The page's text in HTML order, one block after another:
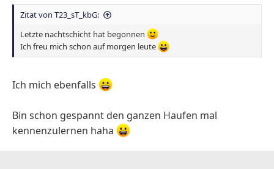
Zitat von T23_sT_kbG:
Letzte nachtschicht hat begonnen
Ich freu mich schon auf morgen leute
Ich mich ebenfalls
Bin schon gespannt den ganzen Haufen mal
kennenzulernen haha